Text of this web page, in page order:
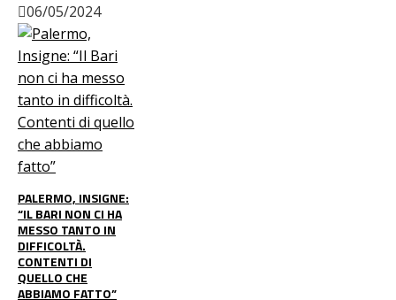
06/05/2024
PALERMO, INSIGNE:
“IL BARI NON CI HA
MESSO TANTO IN
DIFFICOLTÀ.
CONTENTI DI
QUELLO CHE
ABBIAMO FATTO”